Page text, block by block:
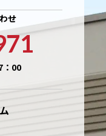
せ
：00